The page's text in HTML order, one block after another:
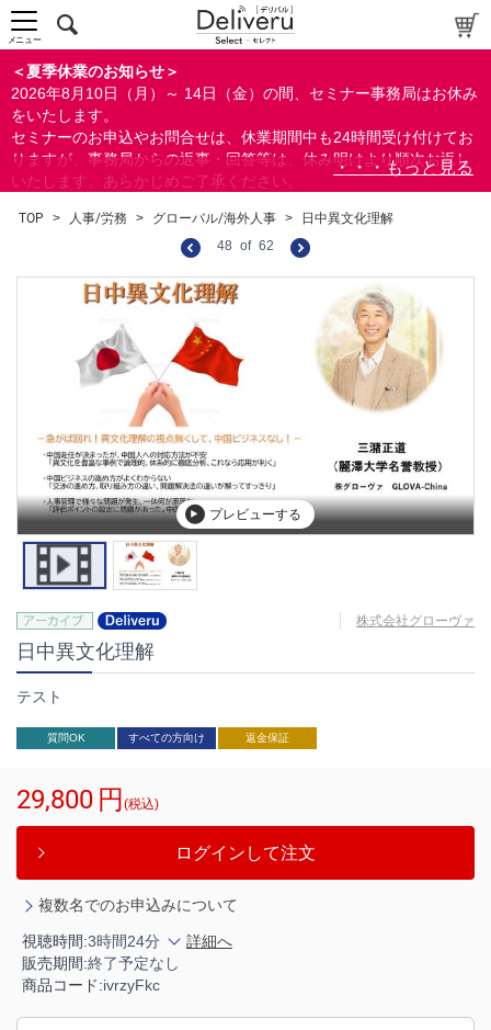
＜夏季休業のお知らせ＞
2026年8月10日（月）～ 14日（金）の間、セミナー事務局はお休み
をいたします。
セミナーのお申込やお問合せは、休業期間中も24時間受け付けてお
りますが、事務局からの返事・回答等は、休み明けより順次お返し
いたします。あらかじめご了承ください。
ができます。
メニュー
TOP > 人事/労務 > グローバル/海外人事 >
日中異文化理解
48 of 62
プレビューする
株式会社グローヴァ
日中異文化理解
テスト
質問OK すべての方向け 返金保証
29,800 円 (税込)
ログインして注文
複数名でのお申込みについて
視聴時間:3時間24分
詳細へ
販売期間:終了予定なし
商品コード:ivrzyFkc